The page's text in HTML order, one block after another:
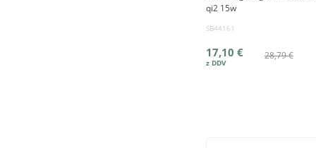
qi2 15w
SB44161
28,79 €
17,10 €